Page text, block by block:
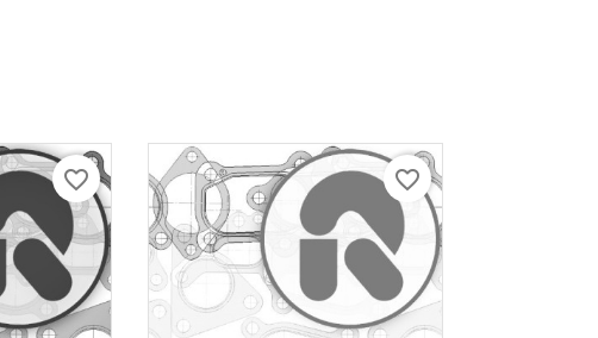
favorite_border favorite_border